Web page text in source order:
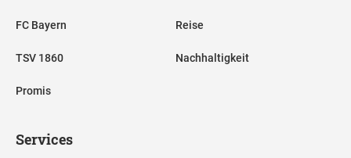
FC Bayern
TSV 1860
Promis
Reise
Nachhaltigkeit
Services